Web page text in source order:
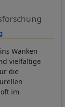
Wanken
vielfältige
die
im